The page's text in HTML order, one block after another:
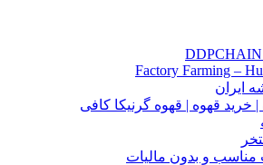
DDPCHAIN
Factory Farming –
ایران
| خرید قهوه | قهوه گرنیکا کافی
مناسب و بدون مالیات